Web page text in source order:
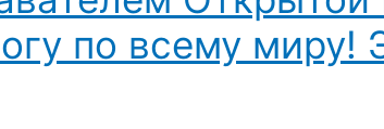
по всему миру!